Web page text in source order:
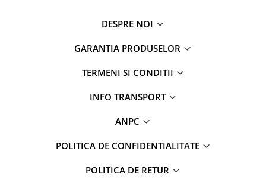
DESPRE NOI
GARANTIA PRODUSELOR
TERMENI SI CONDITII
INFO TRANSPORT
ANPC
POLITICA DE CONFIDENTIALITATE
POLITICA DE RETUR